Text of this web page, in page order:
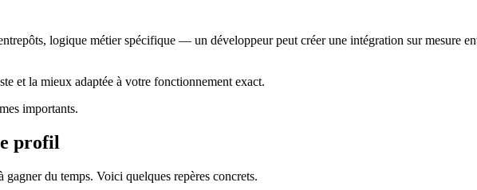
logique métier spécifique — un développeur peut créer une intégration sur mesure
et la mieux adaptée à votre fonctionnement exact.
importants.
profil
du temps. Voici quelques repères concrets.